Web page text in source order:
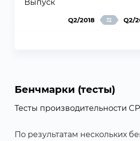
Выпуск
Q2/2018 Q2/
Бенчмарки (тесты)
Тесты производительности
По результатам нескольких